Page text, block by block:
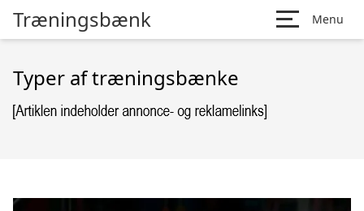
Træningsbænk Menu
Typer af træningsbænke